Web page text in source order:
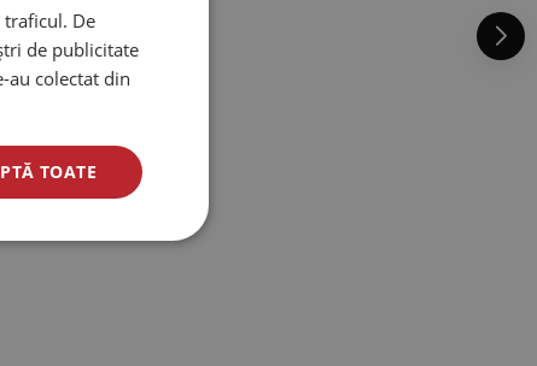
De
de publicitate
au colectat din
TOATE